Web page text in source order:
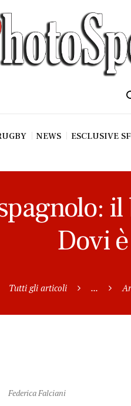
NEWS ESCLUSIVE SF
Dovi
Tutti gli articoli ...
Federica Falciani